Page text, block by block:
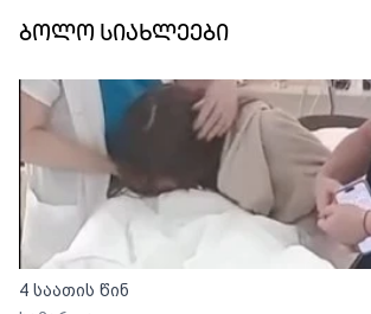
ბოლო სიახლეები
4 საათის წინ